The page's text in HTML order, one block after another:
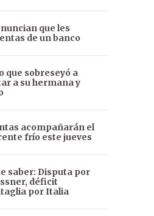
que les
de un banco
que sobreseyó a
a su hermana y
acompañarán el
frío este jueves
saber: Disputa por
déficit
por Italia